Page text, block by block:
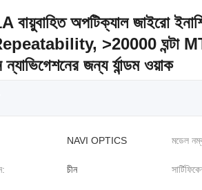
অপটিক্যাল জাইরো
>20000 ঘন্টা
জন্য র্যান্ডম ওয়াক
NAVI OPTICS মডেল
চীন